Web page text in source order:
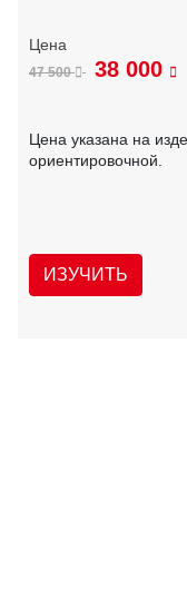
47 500 38 000
Цена указана на
ориентировочной.
ИЗУЧИТЬ